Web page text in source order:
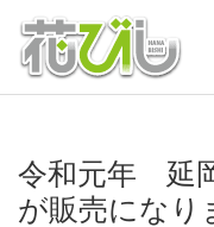
令和元年 延
が販売になり